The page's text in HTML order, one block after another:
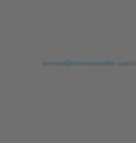
service@thomasmueller.coach